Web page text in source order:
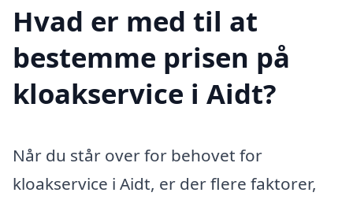
Hvad er med til at
bestemme prisen på
kloakservice i Aidt?
Når du står over for behovet for
kloakservice i Aidt, er der flere faktorer,